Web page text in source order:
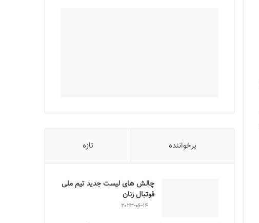
پرخواننده تازه
چالش هاى ليست جدید تيم ملى
فوتبال زنان
2023-06-14